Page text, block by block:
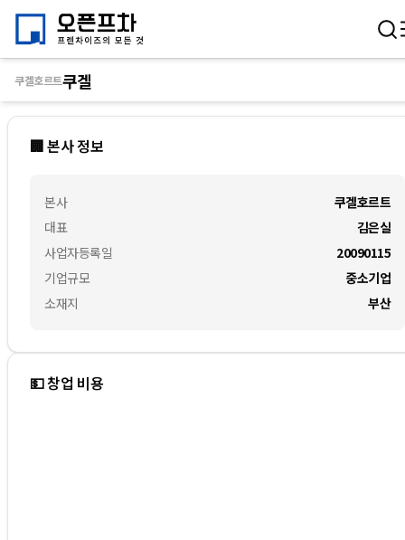
🏢 본사 정보
본사
대표
사업자등록일
기업규모
소재지
쿠겔호르트
김은실
20090115
중소기업
부산
쿠겔호르트쿠겔
💵 창업 비용